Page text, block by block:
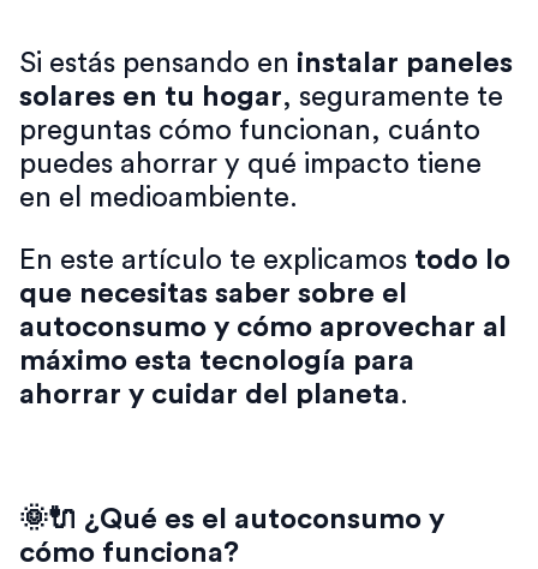
Si estás pensando en instalar paneles
solares en tu hogar, seguramente te
preguntas cómo funcionan, cuánto
puedes ahorrar y qué impacto tiene
en el medioambiente.
En este artículo te explicamos todo lo
que necesitas saber sobre el
autoconsumo y cómo aprovechar al
máximo esta tecnología para
ahorrar y cuidar del planeta.
🌞🔌 ¿Qué es el autoconsumo y
cómo funciona?